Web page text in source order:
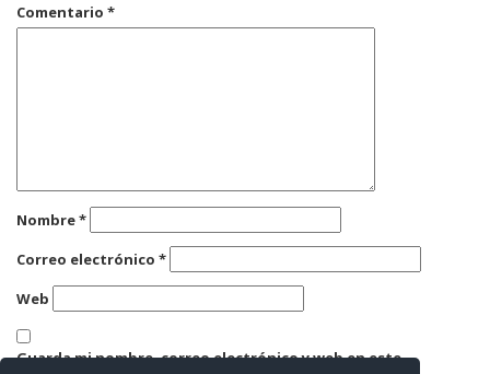
Comentario *
Nombre*
Correo electrónico *
Web
Guarda mi nombre, correo electrónico y web en este